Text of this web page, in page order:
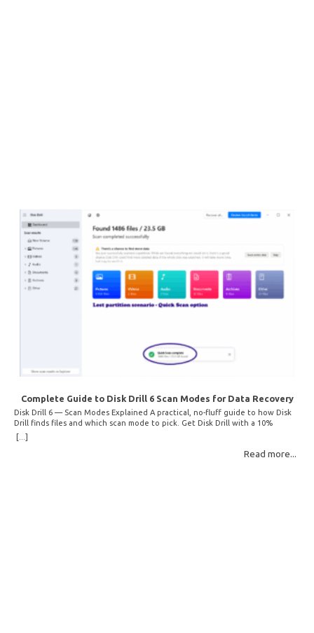
Complete Guide to Disk Drill 6 Scan Modes for Data Recovery
Disk Drill 6 — Scan Modes Explained A practical, no-fluff guide to how Disk
Drill finds files and which scan mode to pick. Get Disk Drill with a 10%
discount! How Disk Drill finds lost files Disk Drill uses two fundamentally
different detection methods. Understanding them helps you pick the right
scan mode and saves… Read More: Complete Guide to Disk Drill 6 Scan
[...]
Read more...